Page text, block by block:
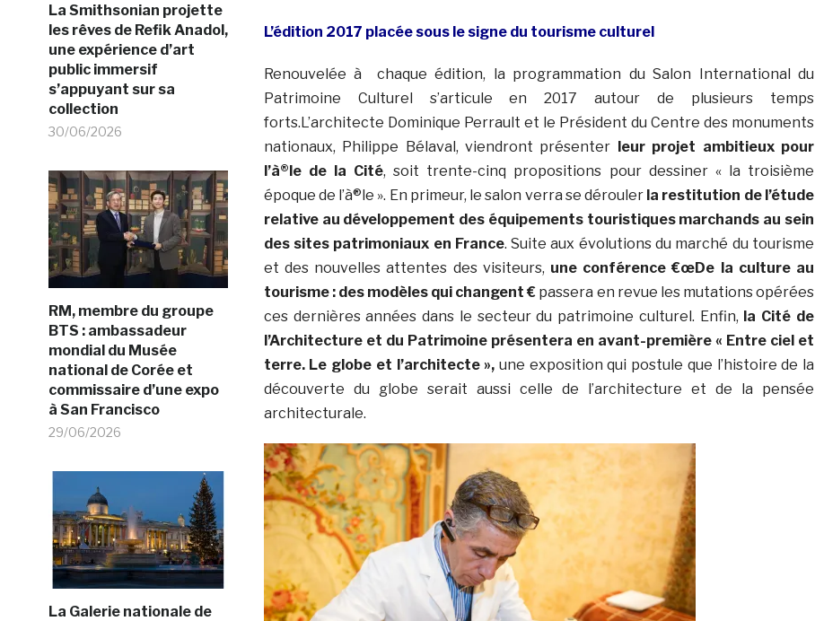
La Smithsonian projette
les rêves de Refik Anadol,
une expérience d’art
public immersif
s’appuyant sur sa
collection
30/06/2026
RM, membre du groupe
BTS : ambassadeur
mondial du Musée
national de Corée et
commissaire d’une expo
à San Francisco
29/06/2026
La Galerie nationale de
L’édition 2017 placée sous le signe du tourisme culturel
Renouvelée à chaque édition, la programmation du Salon International du
Patrimoine Culturel s’articule en 2017 autour de plusieurs temps
forts.L’architecte Dominique Perrault et le Président du Centre des monuments
nationaux, Philippe Bélaval, viendront présenter
leur projet ambitieux pour
l’à®le de la Cité, soit trente-cinq propositions pour dessiner « la troisième
époque de l’à®le ». En primeur, le salon verra se dérouler la restitution de l’étude
relative au développement des équipements touristiques marchands au sein
des sites patrimoniaux en France. Suite aux évolutions du marché du tourisme
et des nouvelles attentes des visiteurs, une conférence €œDe la culture au
tourisme : des modèles qui changent € passera en revue les mutations opérées
ces dernières années dans le secteur du patrimoine culturel. Enfin, la Cité de
l’Architecture et du Patrimoine présentera en avant-première « Entre ciel et
terre. Le globe et l’architecte », une exposition qui postule que l’histoire de la
découverte du globe serait aussi celle de l’architecture et de la pensée
architecturale.